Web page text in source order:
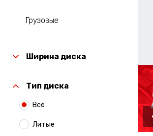
Грузовые
Ширина диска
Тип диска
Все
Литые